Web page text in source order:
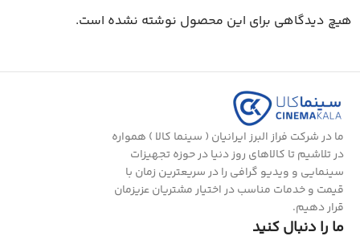
هیچ دیدگاهی برای این محصول نوشته نشده است.
ما در شرکت فراز البرز ایرانیان ( سینما کالا ) همواره
در تلاشیم تا کالاهای روز دنیا در حوزه تجهیزات
سینمایی و ویدیو گرافی را در سریعترین زمان با
قیمت و خدمات مناسب در اختیار مشتریان عزیزمان
قرار دهیم.
ما را دنبال کنید